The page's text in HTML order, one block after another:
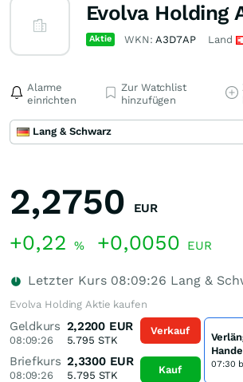
Evolva Holding
Aktie WKN:A3D7AP Land
Alarme
einrichten
Zur Watchlist
hinzufügen
Lang & Schwarz
2,2750 EUR
+0,22 % +0,0050 EUR
Letzter Kurs 08:09:26 Lang &
Evolva Holding Aktie kaufen
Geldkurs
08:09:26
2,2200 EUR
5.795 STK
Briefkurs
08:09:26
2,3300 EUR
5.795 STK
Verkauf
Kauf 07:30